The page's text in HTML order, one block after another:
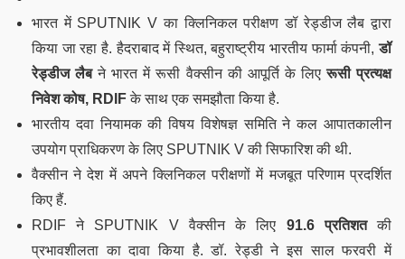
भारत में SPUTNIK V का क्लिनिकल परीक्षण डॉ रेड्डीज लैब द्वारा
किया जा रहा है. हैदराबाद में स्थित, बहुराष्ट्रीय भारतीय फार्मा कंपनी,डॉ
रेड्डीज लैबने भारत में रूसी वैक्सीन की आपूर्ति के लिएरूसी प्रत्यक्ष
निवेश कोष, RDIFके साथ एक समझौता किया है.
भारतीय दवा नियामक की विषय विशेषज्ञ समिति ने कल आपातकालीन
उपयोग प्राधिकरण के लिए SPUTNIK V की सिफारिश की थी.
वैक्सीन ने देश में अपने क्लिनिकल ​​परीक्षणों में मजबूत परिणाम प्रदर्शित
किए हैं.
RDIF ने SPUTNIK V वैक्सीन के लिए 91.6 प्रतिशतकी
प्रभावशीलता का दावा किया है. डॉ. रेड्डी ने इस साल फरवरी में